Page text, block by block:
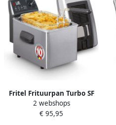
Fritel Frituurpan Turbo SF
4170 Frietketel met
Filterdeksel Friteuse voor
2 webshops
€ 95,95